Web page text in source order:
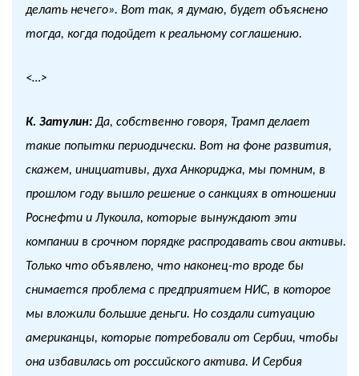
делать нечего». Вот так, я думаю, будет объяснено
тогда, когда подойдет к реальному соглашению.
<…>
К. Затулин:Да, собственно говоря, Трамп делает
такие попытки периодически. Вот на фоне развития,
скажем, инициативы, духа Анкориджа, мы помним, в
прошлом году вышло решение о санкциях в отношении
Роснефти и Лукоила, которые вынуждают эти
компании в срочном порядке распродавать свои активы.
Только что объявлено, что наконец-то вроде бы
снимается проблема с предприятием НИС, в которое
мы вложили большие деньги. Но создали ситуацию
американцы, которые потребовали от Сербии, чтобы
она избавилась от российского актива. И Сербия